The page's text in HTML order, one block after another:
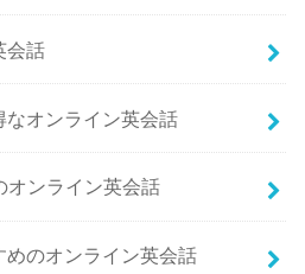
会話
オンライン英会話
オンライン英会話
のオンライン英会話